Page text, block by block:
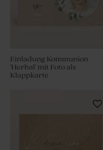
Einladung Kommunion
'Herbal' mit Foto als
Klappkarte